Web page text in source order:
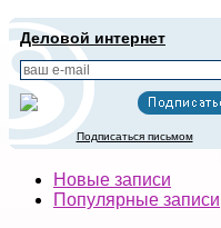
Деловой интернет
Подписаться письмом
Новые записи
Популярные записи